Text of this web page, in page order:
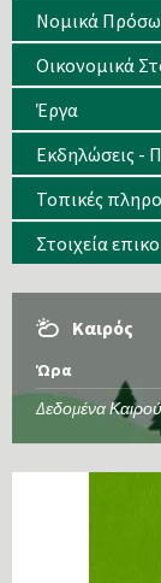
Νομικά
Οικονομικά
Έργα
Εκδηλώσεις -
Τοπικές
Στοιχεία
Καιρός
Ώρα
Δεδομένα